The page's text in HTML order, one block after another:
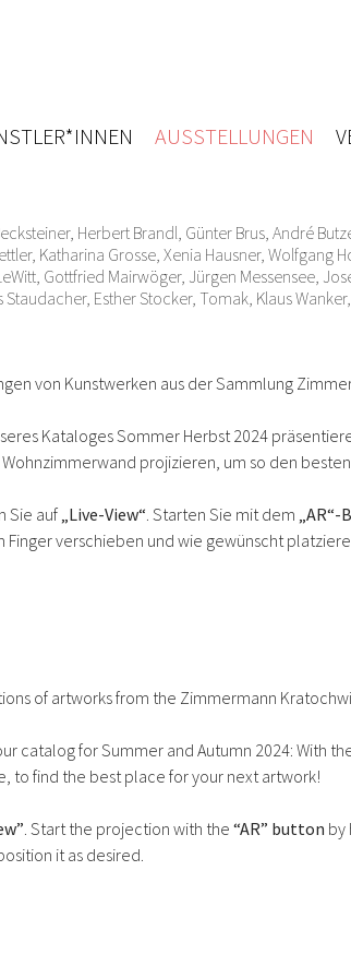
AUSSTELLUNGEN
, Herbert Brandl, Günter Brus, André
, Katharina Grosse, Xenia Hausner, Wolfgang
, Gottfried Mairwöger, Jürgen Messensee,
Staudacher, Esther Stocker, Tomak, Klaus Wanker,
von Kunstwerken aus der Sammlung
Kataloges Sommer Herbst 2024
projizieren, um so den
Sie auf „Live-View“. Starten Sie mit dem
verschieben und wie gewünscht
of artworks from the Zimmermann
catalog for Summer and Autumn 2024: With
to find the best place for your next artwork!
. Start the projection with the “AR” button by
it as desired.